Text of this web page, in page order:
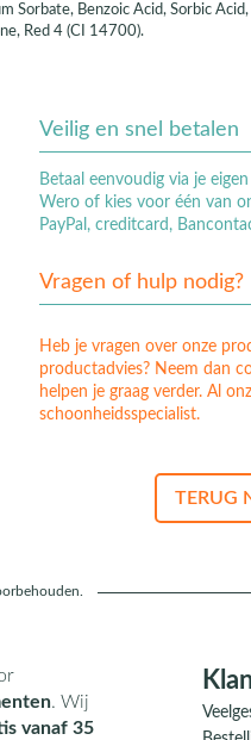
Sorbate, Benzoic Acid, Sorbic Acid,
Red 4 (CI 14700).
Veilig en snel betalen
Betaal eenvoudig via je
Wero of kies voor één van
PayPal, creditcard,
Vragen of hulp nodig?
Heb je vragen over onze
productadvies? Neem dan
helpen je graag verder. Al
schoonheidsspecialist.
TERUG
. Wij
vanaf 35